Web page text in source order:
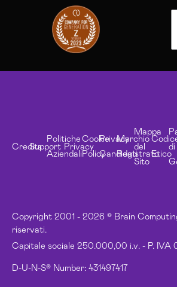
Copyright 2001 - 2026 © Brain
riservati.
Capitale sociale 250.000,00 i.v. - P. IVA
D-U-N-S® Number: 431497417
CreditsSupport
Politiche
Aziendali
Privacy
Cookie
Policy
Privacy
Candidati
Marchio
Registrato
Mappa
del
Sito
Etico
di